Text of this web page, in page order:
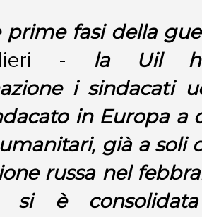
prime fasi della
- la Uil
i sindacati
in Europa a
già a soli
russa nel
si è